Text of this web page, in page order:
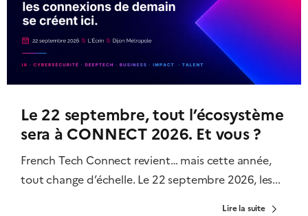
Le 22 septembre, tout l’écosystème
sera à CONNECT 2026. Et vous ?
French Tech Connect revient… mais cette année,
tout change d’échelle. Le 22 septembre 2026, les...
Lire la suite